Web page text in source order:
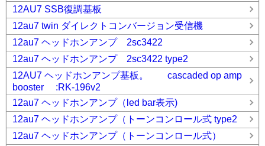
12AU7 SSB復調基板
12au7 twin ダイレクトコンバージョン受信機
12au7 ヘッドホンアンプ 2sc3422
12au7 ヘッドホンアンプ 2sc3422 type2
12AU7 ヘッドホンアンプ基板。 cascaded op amp
booster :RK-196v2
12au7 ヘッドホンアンプ（led bar表示)
12au7 ヘッドホンアンプ（トーンコンロール式 type2
12au7 ヘッドホンアンプ（トーンコンロール式）